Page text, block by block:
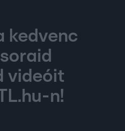
kedvenc
videóit
n!